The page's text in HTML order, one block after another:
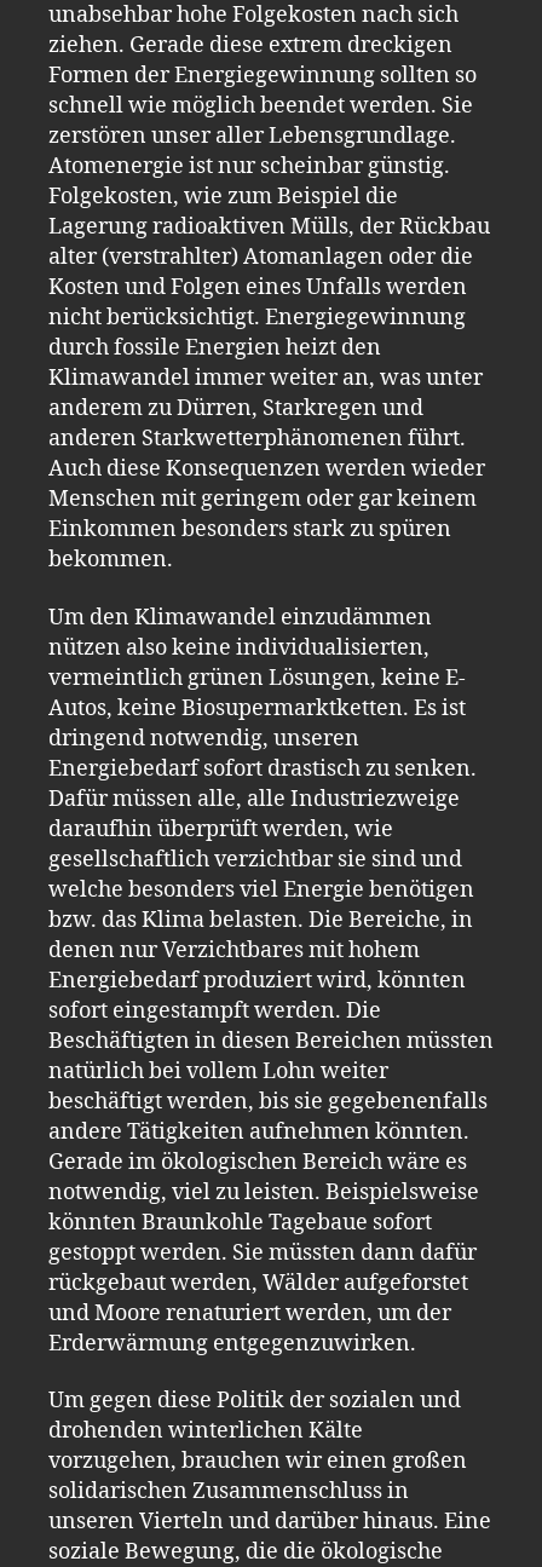
unabsehbar hohe Folgekosten nach sich
ziehen. Gerade diese extrem dreckigen
Formen der Energiegewinnung sollten so
schnell wie möglich beendet werden. Sie
zerstören unser aller Lebensgrundlage.
Atomenergie ist nur scheinbar günstig.
Folgekosten, wie zum Beispiel die
Lagerung radioaktiven Mülls, der Rückbau
alter (verstrahlter) Atomanlagen oder die
Kosten und Folgen eines Unfalls werden
nicht berücksichtigt. Energiegewinnung
durch fossile Energien heizt den
Klimawandel immer weiter an, was unter
anderem zu Dürren, Starkregen und
anderen Starkwetterphänomenen führt.
Auch diese Konsequenzen werden wieder
Menschen mit geringem oder gar keinem
Einkommen besonders stark zu spüren
bekommen.
Um den Klimawandel einzudämmen
nützen also keine individualisierten,
vermeintlich grünen Lösungen, keine E-
Autos, keine Biosupermarktketten. Es ist
dringend notwendig, unseren
Energiebedarf sofort drastisch zu senken.
Dafür müssen alle, alle Industriezweige
daraufhin überprüft werden, wie
gesellschaftlich verzichtbar sie sind und
welche besonders viel Energie benötigen
bzw. das Klima belasten. Die Bereiche, in
denen nur Verzichtbares mit hohem
Energiebedarf produziert wird, könnten
sofort eingestampft werden. Die
Beschäftigten in diesen Bereichen müssten
natürlich bei vollem Lohn weiter
beschäftigt werden, bis sie gegebenenfalls
andere Tätigkeiten aufnehmen könnten.
Gerade im ökologischen Bereich wäre es
notwendig, viel zu leisten. Beispielsweise
könnten Braunkohle Tagebaue sofort
gestoppt werden. Sie müssten dann dafür
rückgebaut werden, Wälder aufgeforstet
und Moore renaturiert werden, um der
Erderwärmung entgegenzuwirken.
Um gegen diese Politik der sozialen und
drohenden winterlichen Kälte
vorzugehen, brauchen wir einen großen
solidarischen Zusammenschluss in
unseren Vierteln und darüber hinaus. Eine
soziale Bewegung, die die ökologische